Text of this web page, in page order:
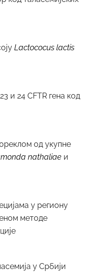
Lactococus lactis
и 24 CFTR гена код
од укупне
nathaliae и
у региону
методе
у Србији